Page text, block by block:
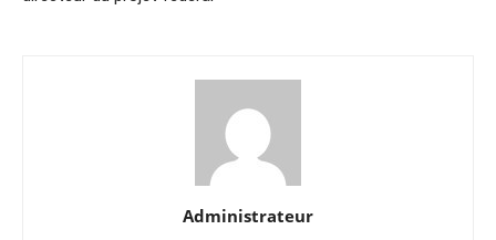
Administrateur